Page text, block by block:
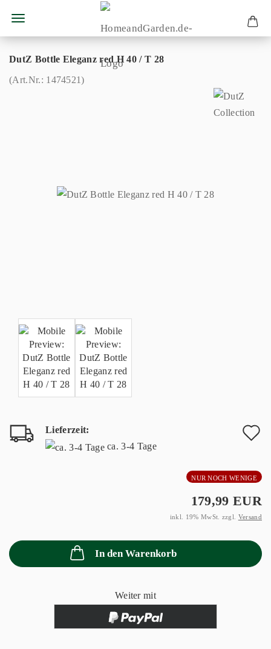
DutZ Bottle Eleganz red H 40 / T 28
(Art.Nr.: 1474521)
Lieferzeit:
ca. 3-4 Tage
NUR NOCH WENIGE
179,99 EUR
inkl. 19% MwSt. zzgl. Versand
In den Warenkorb
Weiter mit